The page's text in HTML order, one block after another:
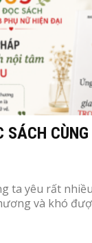
SÁCH
ta yêu rất
và khó